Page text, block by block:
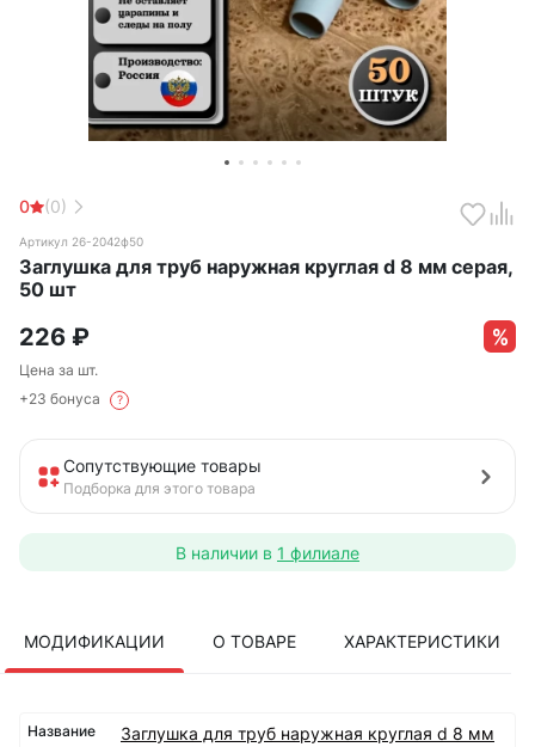
0 (0)
Артикул 26-2042ф50
Заглушка для труб наружная круглая d 8 мм серая,
50 шт
226 ₽
Цена за шт.
+23 бонуса
?
Сопутствующие товары
Подборка для этого товара
В наличии в 1 филиале
МОДИФИКАЦИИ О ТОВАРЕ ХАРАКТЕРИСТИКИ
Заглушка для труб наружная круглая d 8 мм